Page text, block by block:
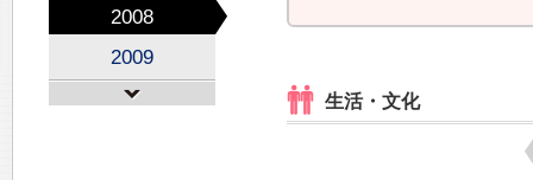
2008
2009
生活・文化